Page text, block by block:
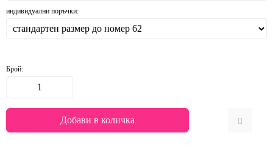
индивидуални поръчки:
Брой: